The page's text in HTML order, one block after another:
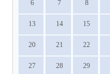
6 7 8
13 14 15
20 21 22
27 28 29